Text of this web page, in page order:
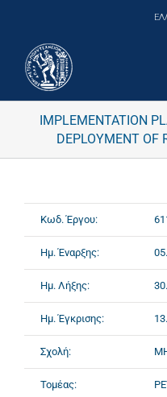
IMPLEMENTATION
DEPLOYMENT OF
Κωδ. Έργου:
Ημ. Έναρξης:
Ημ. Λήξης:
Ημ. Έγκρισης:
Σχολή:
Τομέας: